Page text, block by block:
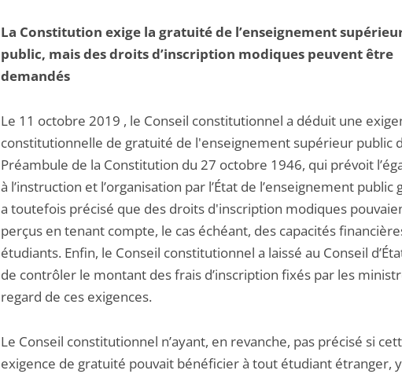
La Constitution exige la gratuité de l’enseignement
public, mais des droits d’inscription modiques peuvent être
demandés
Le 11 octobre 2019 , le Conseil constitutionnel a déduit une
constitutionnelle de gratuité de l'enseignement supérieur public
Préambule de la Constitution du 27 octobre 1946, qui prévoit
à l’instruction et l’organisation par l’État de l’enseignement public
a toutefois précisé que des droits d'inscription modiques
perçus en tenant compte, le cas échéant, des capacités
étudiants. Enfin, le Conseil constitutionnel a laissé au Conseil
de contrôler le montant des frais d’inscription fixés par les
regard de ces exigences.
Le Conseil constitutionnel n’ayant, en revanche, pas précisé si
exigence de gratuité pouvait bénéficier à tout étudiant étranger, y